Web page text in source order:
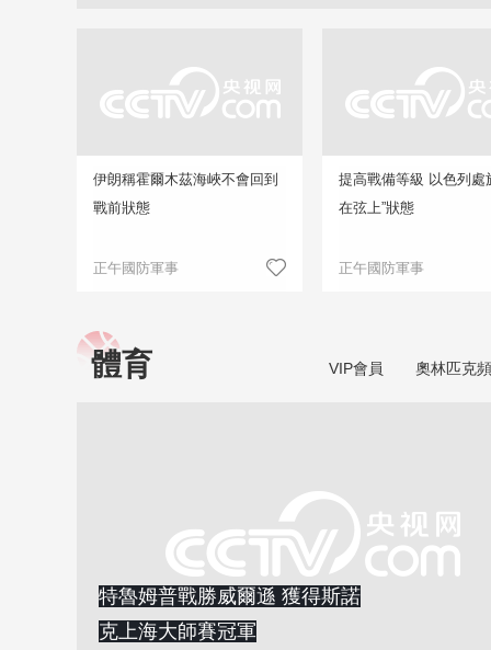
伊朗稱霍爾木茲海峽不會回到
戰前狀態
正午國防軍事
提高戰備等級 以色列處
在弦上”狀態
正午國防軍事
體育 VIP會員 奧林匹克
特魯姆普戰勝威爾遜 獲得斯諾
克上海大師賽冠軍